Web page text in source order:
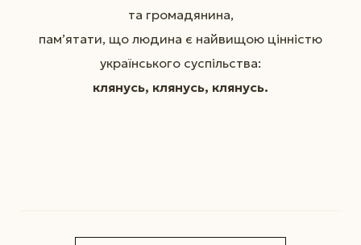
та громадянина,
пам’ятати, що людина є найвищою цінністю
українського суспільства:
клянусь, клянусь, клянусь.